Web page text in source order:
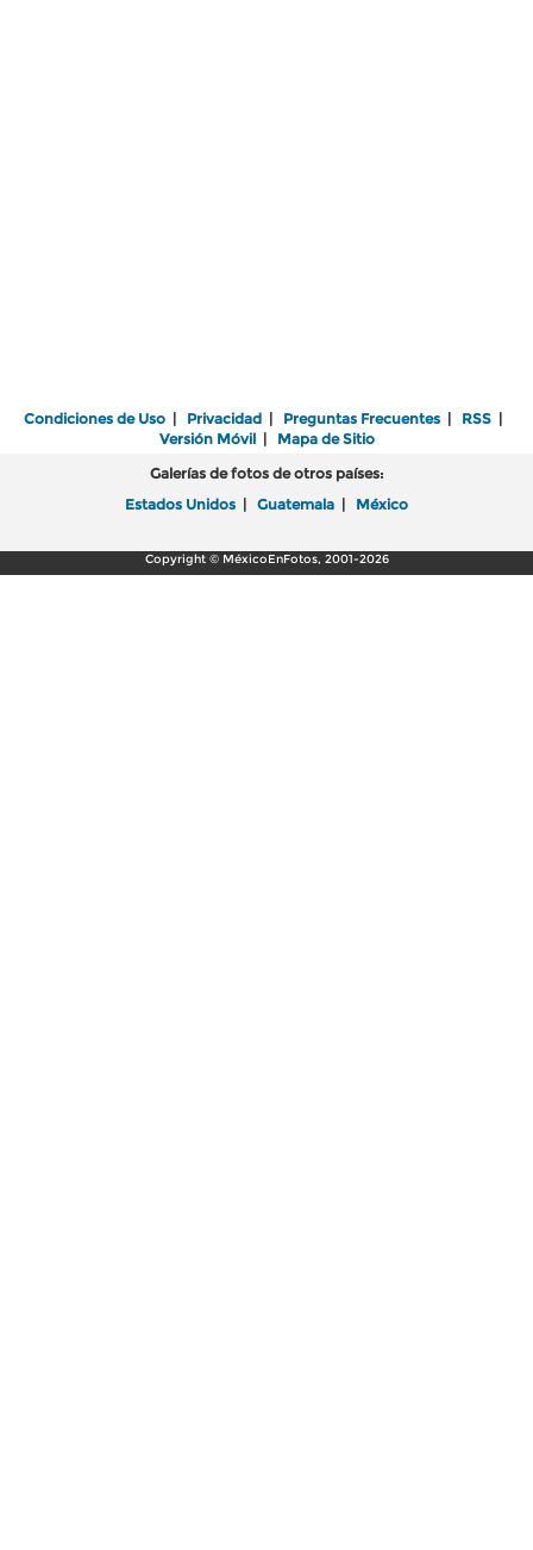
Condiciones de Uso | Privacidad | Preguntas Frecuentes | RSS |
Versión Móvil| Mapa de Sitio
Galerías de fotos de otros países:
Estados Unidos | Guatemala | México
Copyright © MéxicoEnFotos, 2001-2026